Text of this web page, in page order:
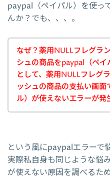
paypal（ペイパル）を使っ
んか？でも、、、。
なぜ？薬用NULLフレグラ
シュの商品をpaypal（ペイ
として、薬用NULLフレグ
ッシュの商品の支払い画
ル）が使えないエラーが発
という風にpaypalエラーで
実際私自身も同じような悩
が使えない原因を調べるた